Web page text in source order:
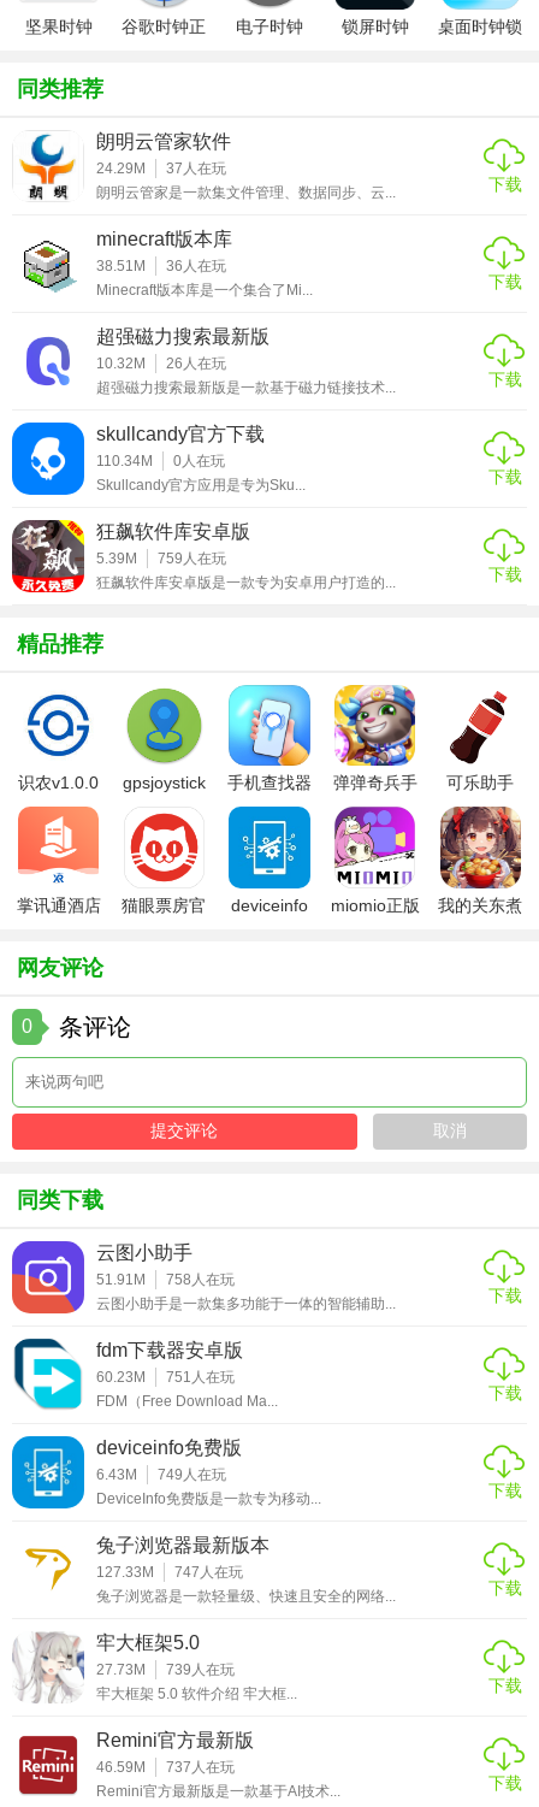
【驰海时钟特色】
丽的风景线。
2. 智能提醒：根据用户设定的条件，如会议开始前10分钟自
动提醒。
3. 世界时钟：同步显示全球各大城市时间，适合跨国工作者
或旅行者。
4. 日历视图：集成日历功能，直观查看每月日程安排。
5. 自定义闹钟：允许用户设定多种闹铃声音、震动模式及渐
强音量。
【驰海时钟亮点】
1. 高效日程管理：轻松创建、编辑、删除日程，支持拖拽排
2. 快速设置：一键添加闹钟或事件，减少操作步骤。
备上无缝衔接。
5. 天气集成：显示当前位置天气信息，方便用户出行安排。
【驰海时钟用法】
1. 下载并安装驰海时钟软件。
2. 打开软件后，选择喜欢的主题皮肤。
3. 使用顶部工具栏的“+”按钮添加新闹钟或日程。
4. 在“日历”视图中查看和管理月度日程。
5. 通过设置菜单，调整闹钟音量、震动等偏好设置。
【驰海时钟测评】
驰海时钟以其全面而实用的功能、简洁美观的界面设计，以
及高效的用户体验，成为了一款不可多得的时间管理工具。
极大的便利与提升。其强大的自定义选项和跨平台同步能
管理的用户。
坚果时钟
谷歌时钟正
电子时钟 锁屏时钟
桌面时钟锁
同类推荐
朗明云管家软件
24.29M 37 人在玩
朗明云管家是一款集文件管理、数据同步、云...
下载
minecraft版本库
38.51M 36 人在玩
Minecraft版本库是一个集合了Mi...
下载
超强磁力搜索最新版
10.32M 26 人在玩
超强磁力搜索最新版是一款基于磁力链接技术...
下载
skullcandy官方下载
110.34M 0人在玩
Skullcandy官方应用是专为Sku...
下载
狂飙软件库安卓版
5.39M 759 人在玩
狂飙软件库安卓版是一款专为安卓用户打造的...
下载
精品推荐
识农v1.0.0
gpsjoystick
手机查找器
app
弹弹奇兵手
游免费版
可乐助手
5.26版本
掌讯通酒店
猫眼票房官
deviceinfo
miomio正版
我的关东煮
网友评论
0 条评论
同类下载
云图小助手
51.91M 758 人在玩
云图小助手是一款集多功能于一体的智能辅助...
下载
fdm下载器安卓版
60.23M 751 人在玩
FDM（Free Download Ma...
下载
deviceinfo免费版
6.43M 749 人在玩
DeviceInfo免费版是一款专为移动...
下载
兔子浏览器最新版本
127.33M 747 人在玩
兔子浏览器是一款轻量级、快速且安全的网络...
下载
牢大框架5.0
27.73M 739 人在玩
牢大框架 5.0 软件介绍 牢大框...
下载
Remini官方最新版
46.59M 737 人在玩
Remini官方最新版是一款基于AI技术...
下载